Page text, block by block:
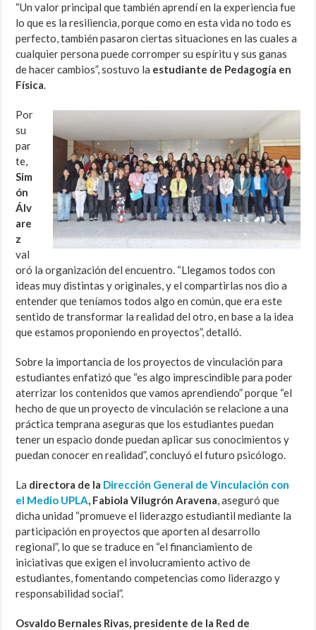
“Un valor principal que también aprendí en la experiencia fue
lo que es la resiliencia, porque como en esta vida no todo es
perfecto, también pasaron ciertas situaciones en las cuales a
cualquier persona puede corromper su espíritu y sus ganas
de hacer cambios”, sostuvo la estudiante de Pedagogía en
Física.
Por
su
par
te,
Sim
ón
Álv
are
z
val
oró la organización del encuentro. “Llegamos todos con
ideas muy distintas y originales, y el compartirlas nos dio a
entender que teníamos todos algo en común, que era este
sentido de transformar la realidad del otro, en base a la idea
que estamos proponiendo en proyectos”, detalló.
Sobre la importancia de los proyectos de vinculación para
estudiantes enfatizó que “es algo imprescindible para poder
aterrizar los contenidos que vamos aprendiendo” porque “el
hecho de que un proyecto de vinculación se relacione a una
práctica temprana aseguras que los estudiantes puedan
tener un espacio donde puedan aplicar sus conocimientos y
puedan conocer en realidad”, concluyó el futuro psicólogo.
La directora de la Dirección General de Vinculación con
el Medio UPLA, Fabiola Vilugrón Aravena, aseguró que
dicha unidad “promueve el liderazgo estudiantil mediante la
participación en proyectos que aporten al desarrollo
regional”, lo que se traduce en “el financiamiento de
iniciativas que exigen el involucramiento activo de
estudiantes, fomentando competencias como liderazgo y
responsabilidad social”.
Osvaldo Bernales Rivas, presidente de la Red de